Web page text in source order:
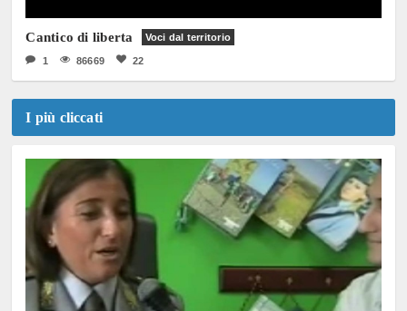
Cantico di liberta Voci dal territorio
1 86669 22
I più cliccati